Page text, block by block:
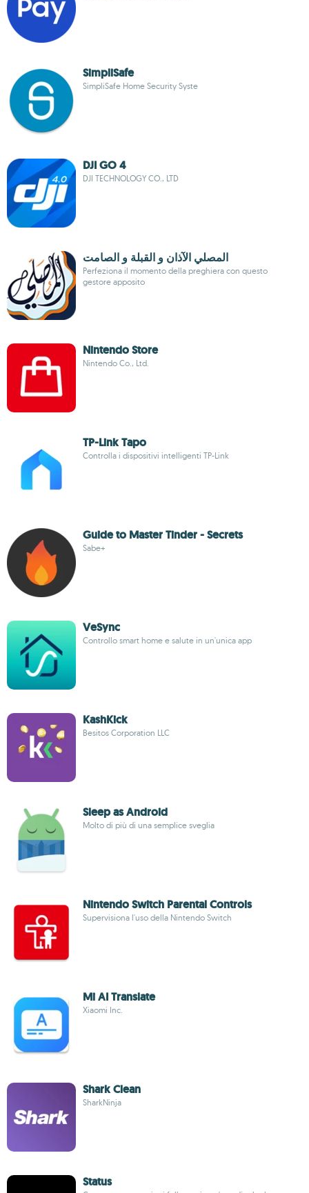
SimpliSafe
SimpliSafe Home Security Syste
DJI GO 4
DJI TECHNOLOGY CO., LTD
المصلي الآذان و القبلة و الصامت
Perfeziona il momento della preghiera con questo
gestore apposito
Nintendo Store
Nintendo Co., Ltd.
TP-Link Tapo
Controlla i dispositivi intelligenti TP-Link
Guide to Master Tinder - Secrets
Sabe+
VeSync
Controllo smart home e salute in un'unica app
KashKick
Besitos Corporation LLC
Sleep as Android
Molto di più di una semplice sveglia
Nintendo Switch Parental Controls
Supervisiona l'uso della Nintendo Switch
Mi AI Translate
Xiaomi Inc.
Shark Clean
SharkNinja
Status